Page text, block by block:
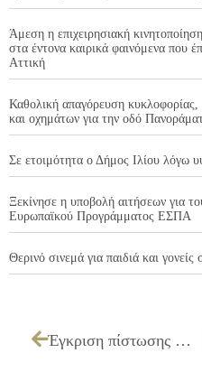
Άμεση η επιχειρησιακή
στα έντονα καιρικά φαινόμενα που
Αττική
Καθολική απαγόρευση
και οχημάτων για την οδό
Σε ετοιμότητα ο Δήμος Ιλίου λόγω
Ξεκίνησε η υποβολή αιτήσεων για
Ευρωπαϊκού Προγράμματος ΕΣΠΑ
Θερινό σινεμά για παιδιά και γονείς
Έγκριση πίστωσης 3.000,00 € για χειρισμό – λειτουργία μηχανημάτων στο θέατρο για τους μήνες Μάιο – Ιούνιο – Ιούλιο και “Ίλια 2011”